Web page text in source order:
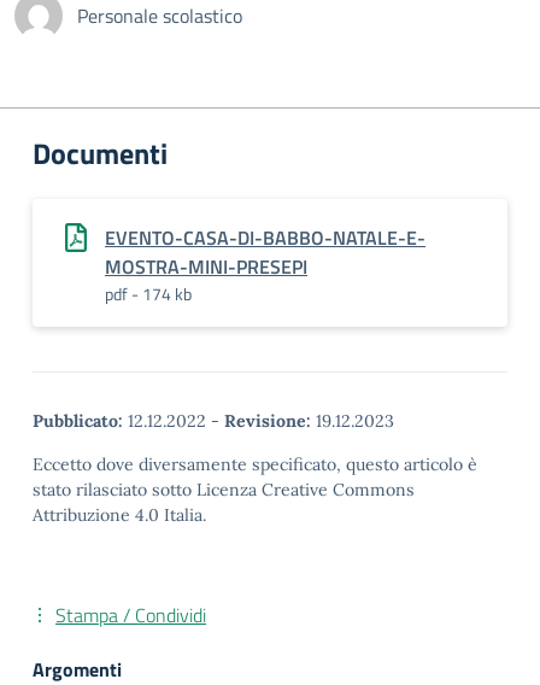
Personale scolastico
Documenti
EVENTO-CASA-DI-BABBO-NATALE-E-
MOSTRA-MINI-PRESEPI
pdf - 174 kb
Pubblicato: 12.12.2022 - Revisione: 19.12.2023
Eccetto dove diversamente specificato, questo articolo è
stato rilasciato sotto Licenza Creative Commons
Attribuzione 4.0 Italia.
Stampa / Condividi
Argomenti